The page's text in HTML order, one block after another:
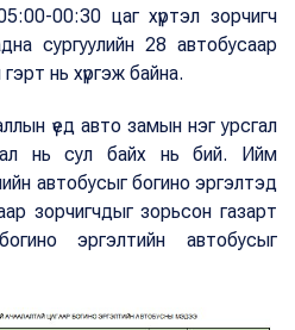
00:30 цаг хүртэл зорчигч
сургуулийн 28 автобусаар
нь хүргэж байна.
үед авто замын нэг урсгал
нь сул байх нь бий. Ийм
автобусыг богино эргэлтэд
зорчигчдыг зорьсон газарт
эргэлтийн автобусыг